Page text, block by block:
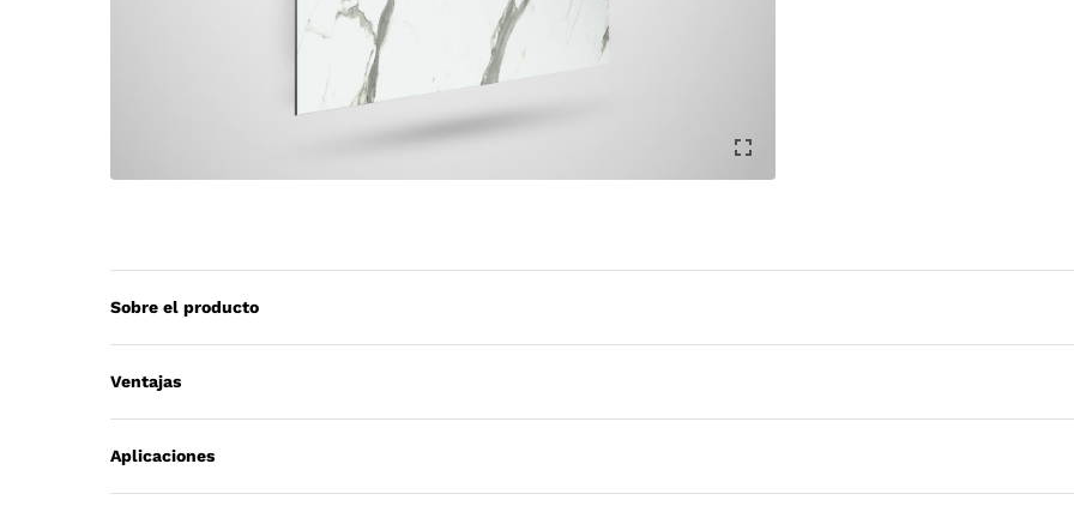
Sobre el producto
Ventajas
Aplicaciones